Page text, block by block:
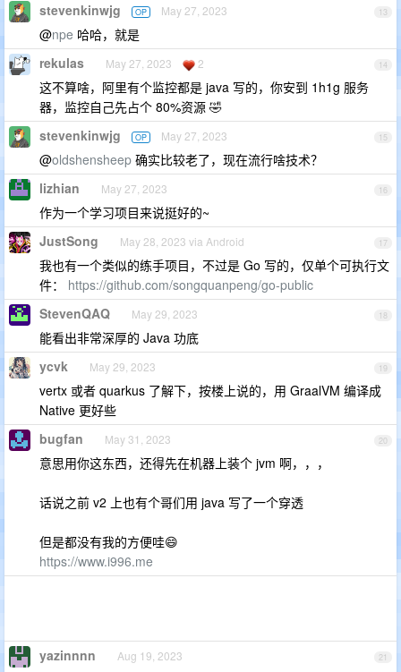
13
stevenkinwjg OP May 27, 2023
@npe 哈哈，就是
14
rekulas May 27, 2023 2
这不算啥，阿里有个监控都是 java 写的，你安到 1h1g 服务
器，监控自己先占个 80%资源 🤣
15
stevenkinwjg OP May 27, 2023
@oldshensheep 确实比较老了，现在流行啥技术？
16
lizhian May 27, 2023
作为一个学习项目来说挺好的~
17
JustSong May 28, 2023 via Android
我也有一个类似的练手项目，不过是 Go 写的，仅单个可执行文
件： https://github.com/songquanpeng/go-public
18
StevenQAQ May 29, 2023
能看出非常深厚的 Java 功底
19
ycvk May 29, 2023
vertx 或者 quarkus 了解下，按楼上说的，用 GraalVM 编译成
Native 更好些
20
bugfan May 31, 2023
意思用你这东西，还得先在机器上装个 jvm 啊，，，
话说之前 v2 上也有个哥们用 java 写了一个穿透
但是都没有我的方便哇😄
https://www.i996.me
21
yazinnnn Aug 19, 2023